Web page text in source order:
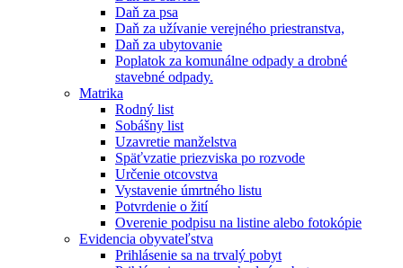
Daň za psa
Daň za užívanie verejného priestranstva,
Daň za ubytovanie
Poplatok za komunálne odpady a drobné
stavebné odpady.
Matrika
Rodný list
Sobášny list
Uzavretie manželstva
Späťvzatie priezviska po rozvode
Určenie otcovstva
Vystavenie úmrtného listu
Potvrdenie o žití
Overenie podpisu na listine alebo fotokópie
Evidencia obyvateľstva
Prihlásenie sa na trvalý pobyt